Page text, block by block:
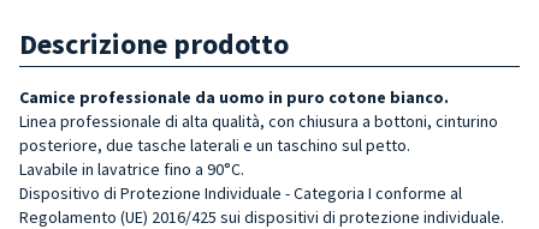
Descrizione prodotto
Camice professionale da uomo in puro cotone bianco.
Linea professionale di alta qualità, con chiusura a bottoni, cinturino
posteriore, due tasche laterali e un taschino sul petto.
Lavabile in lavatrice fino a 90°C.
Dispositivo di Protezione Individuale - Categoria I conforme al
Regolamento (UE) 2016/425 sui dispositivi di protezione individuale.